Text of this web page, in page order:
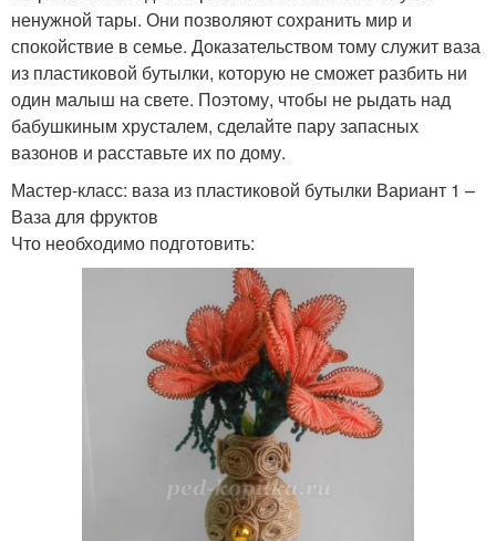
ненужной тары. Они позволяют сохранить мир и
спокойствие в семье. Доказательством тому служит ваза
из пластиковой бутылки, которую не сможет разбить ни
один малыш на свете. Поэтому, чтобы не рыдать над
бабушкиным хрусталем, сделайте пару запасных
вазонов и расставьте их по дому.
Мастер-класс: ваза из пластиковой бутылки Вариант 1 –
Ваза для фруктов
Что необходимо подготовить: